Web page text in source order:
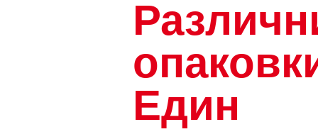
Един